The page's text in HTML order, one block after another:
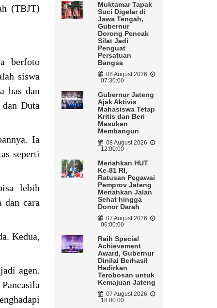
(TBJT)
berfoto
siswa
bas dan
Duta
Ia
seperti
lebih
dan cara
Kedua,
agen.
Muktamar Tapak
Suci Digelar di
Jawa Tengah,
Gubernur
Dorong Pencak
Silat Jadi
Penguat
Persatuan
Bangsa
08 August 2026
07:30:00
Gubernur Jateng
Ajak Aktivis
Mahasiswa Tetap
Kritis dan Beri
Masukan
Membangun
08 August 2026
12:00:00
Meriahkan HUT
Ke-81 RI,
Ratusan Pegawai
Pemprov Jateng
Meriahkan Jalan
Sehat hingga
Donor Darah
07 August 2026
06:00:00
Raih Special
Achievement
Award, Gubernur
Dinilai Berhasil
Hadirkan
Terobosan untuk
Kemajuan Jateng
07 August 2026
18:00:00